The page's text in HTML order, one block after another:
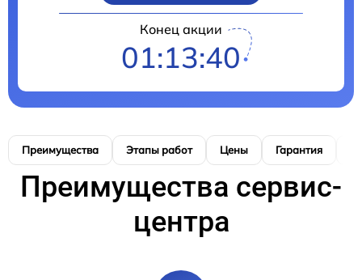
Конец акции
01:13:39
Преимущества Этапы работ Цены Гарантия
Преимущества сервис-
центра